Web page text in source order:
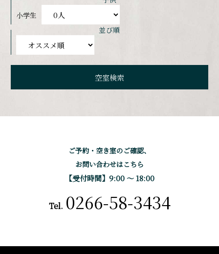
小学生
並び順
ご予約・空き室のご確認、
お問い合わせはこちら
【受付時間】9:00 〜 18:00
Tel. 0266-58-3434